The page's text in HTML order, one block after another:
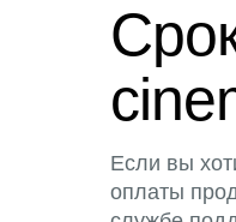
Если вы
оплаты